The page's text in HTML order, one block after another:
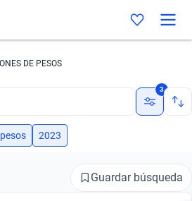
DE PESOS
3
2023
Guardar búsqueda